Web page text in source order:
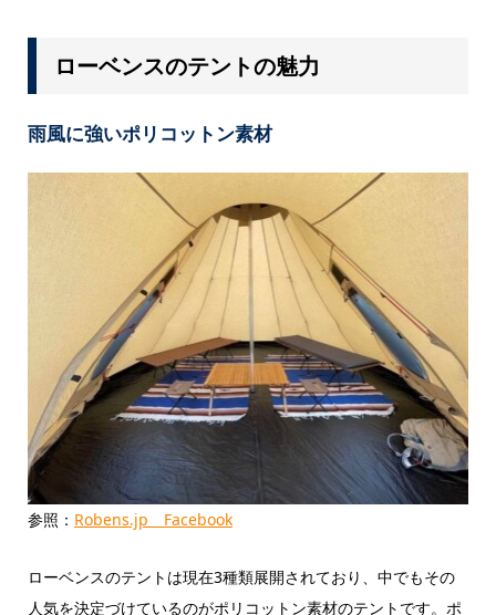
ローベンスのテントの魅力
雨風に強いポリコットン素材
参照： Robens.jp Facebook
ローベンスのテントは現在3種類展開されており、中でもその
人気を決定づけているのがポリコットン素材のテントです。ポ